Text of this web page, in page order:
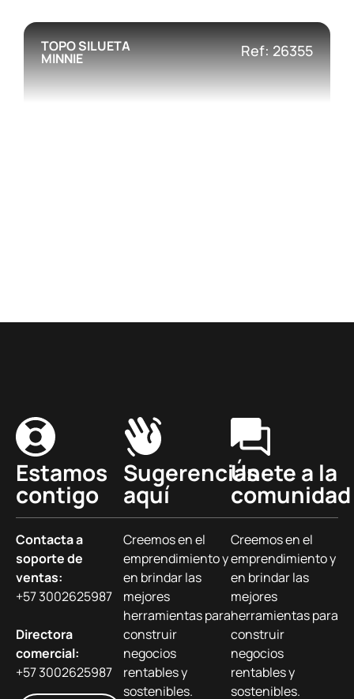
TOPO SILUETA
MINNIE Ref: 26355
Estamos
contigo
Contacta a
soporte de
ventas:
+57 3002625987
Directora
comercial:
+57 3002625987
Sugerencias
aquí
Creemos en el
emprendimiento y
en brindar las
mejores
herramientas para
construir
negocios
rentables y
sostenibles.
Únete a la
comunidad
Creemos en el
emprendimiento y
en brindar las
mejores
herramientas para
construir
negocios
rentables y
sostenibles.